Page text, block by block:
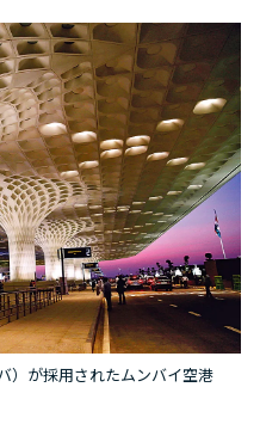
）が採用されたムンバイ空港